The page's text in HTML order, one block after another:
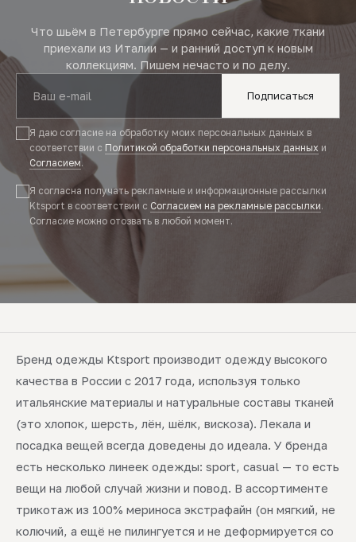
Что шьём в Петербурге прямо сейчас, какие ткани
приехали из Италии — и ранний доступ к новым
коллекциям. Пишем нечасто и по делу.
Подписаться
Я даю согласие на обработку моих персональных данных в
соответствии с Политикой обработки персональных данных и
Согласием.
Я согласна получать рекламные и информационные рассылки
Ktsport в соответствии с Согласием на рекламные рассылки.
Согласие можно отозвать в любой момент.
Бренд одежды Ktsport производит одежду высокого
качества в России с 2017 года, используя только
итальянские материалы и натуральные составы тканей
(это хлопок, шерсть, лён, шёлк, вискоза). Лекала и
посадка вещей всегда доведены до идеала. У бренда
есть несколько линеек одежды: sport, casual — то есть
вещи на любой случай жизни и повод. В ассортименте
трикотаж из 100% мериноса экстрафайн (он мягкий, не
колючий, а ещё не пилингуется и не деформируется со